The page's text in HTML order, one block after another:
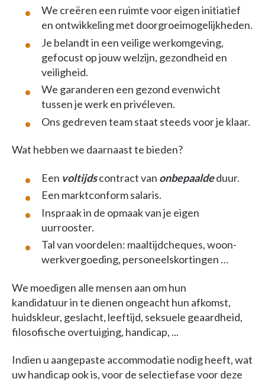
We creëren een ruimte voor eigen initiatief
en ontwikkeling met doorgroeimogelijkheden.
Je belandt in een veilige werkomgeving,
gefocust op jouw welzijn, gezondheid en
veiligheid.
We garanderen een gezond evenwicht
tussen je werk en privéleven.
Ons gedreven team staat steeds voor je klaar.
Wat hebben we daarnaast te bieden?
Een voltijdscontract van onbepaalde duur.
Een marktconform salaris.
Inspraak in de opmaak van je eigen
uurrooster.
Tal van voordelen: maaltijdcheques, woon-
werkvergoeding, personeelskortingen …
We moedigen alle mensen aan om hun
kandidatuur in te dienen ongeacht hun afkomst,
huidskleur, geslacht, leeftijd, seksuele geaardheid,
filosofische overtuiging, handicap, ...
Indien u aangepaste accommodatie nodig heeft, wat
uw handicap ook is, voor de selectiefase voor deze